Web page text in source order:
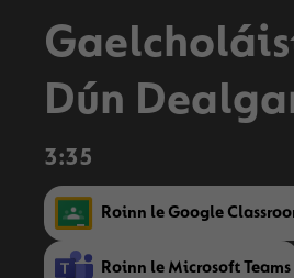
Dún
3:35
Roinn le Google
Roinn le Microsoft Teams